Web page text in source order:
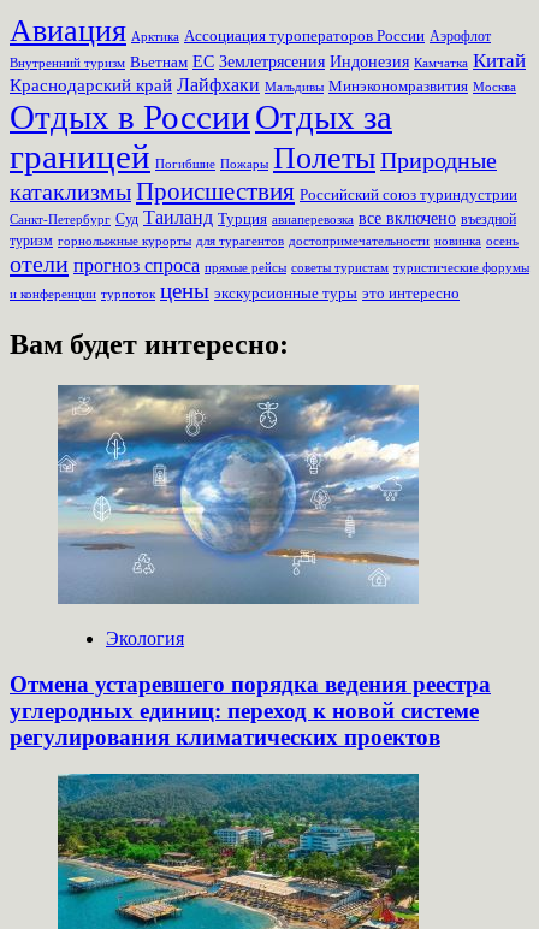
Авиация Арктика Ассоциация туроператоров России Аэрофлот
Внутренний туризм Вьетнам ЕС Землетрясения Индонезия Камчатка Китай
Краснодарский край Лайфхаки Мальдивы Минэкономразвития Москва
Отдых в РоссииОтдых за
границей Погибшие Пожары ПолетыПриродные
катаклизмыПроисшествия Российский союз туриндустрии
Санкт-Петербург Суд Таиланд Турция авиаперевозка все включено въездной
туризм горнолыжные курорты для турагентов достопримечательности новинка осень
отели прогноз спроса прямые рейсы советы туристам туристические форумы
и конференции турпоток цены экскурсионные туры это интересно
Вам будет интересно:
Экология
Отмена устаревшего порядка ведения реестра
углеродных единиц: переход к новой системе
регулирования климатических проектов